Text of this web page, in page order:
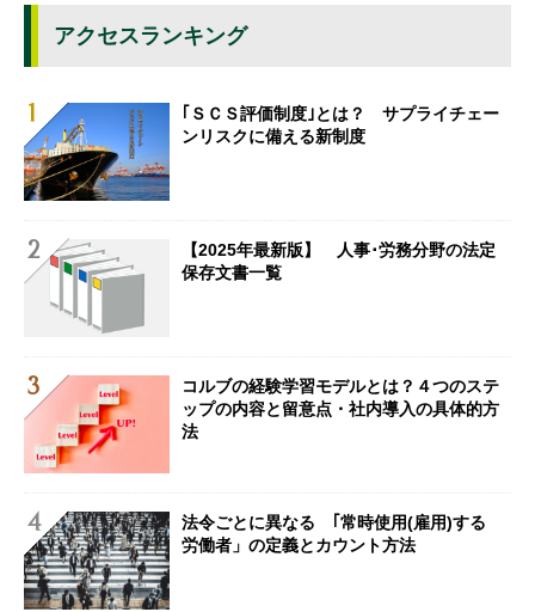
アクセスランキング
｢ＳＣＳ評価制度｣とは？ サプライチェー
ンリスクに備える新制度
【2025年最新版】 人事･労務分野の法定
保存文書一覧
コルブの経験学習モデルとは？４つのステ
ップの内容と留意点・社内導入の具体的方
法
法令ごとに異なる ｢常時使用(雇用)する
労働者」の定義とカウント方法